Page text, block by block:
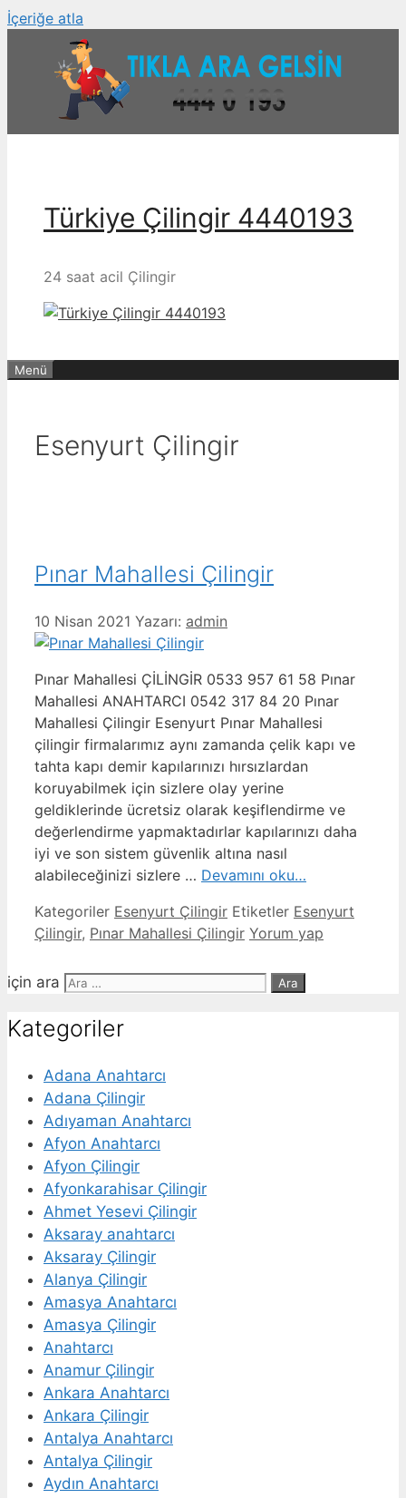
İçeriğe atla
Türkiye Çilingir 4440193
24 saat acil Çilingir
Menü
Esenyurt Çilingir
Pınar Mahallesi Çilingir
10 Nisan 2021 Yazarı: admin
Pınar Mahallesi ÇİLİNGİR 0533 957 61 58 Pınar
Mahallesi ANAHTARCI 0542 317 84 20 Pınar
Mahallesi Çilingir Esenyurt Pınar Mahallesi
çilingir firmalarımız aynı zamanda çelik kapı ve
tahta kapı demir kapılarınızı hırsızlardan
koruyabilmek için sizlere olay yerine
geldiklerinde ücretsiz olarak keşiflendirme ve
değerlendirme yapmaktadırlar kapılarınızı daha
iyi ve son sistem güvenlik altına nasıl
alabileceğinizi sizlere … Devamını oku…
Kategoriler Esenyurt Çilingir Etiketler Esenyurt
Çilingir, Pınar Mahallesi Çilingir Yorum yap
için ara
Kategoriler
Adana Anahtarcı
Adana Çilingir
Adıyaman Anahtarcı
Afyon Anahtarcı
Afyon Çilingir
Afyonkarahisar Çilingir
Ahmet Yesevi Çilingir
Aksaray anahtarcı
Aksaray Çilingir
Alanya Çilingir
Amasya Anahtarcı
Amasya Çilingir
Anahtarcı
Anamur Çilingir
Ankara Anahtarcı
Ankara Çilingir
Antalya Anahtarcı
Antalya Çilingir
Aydın Anahtarcı